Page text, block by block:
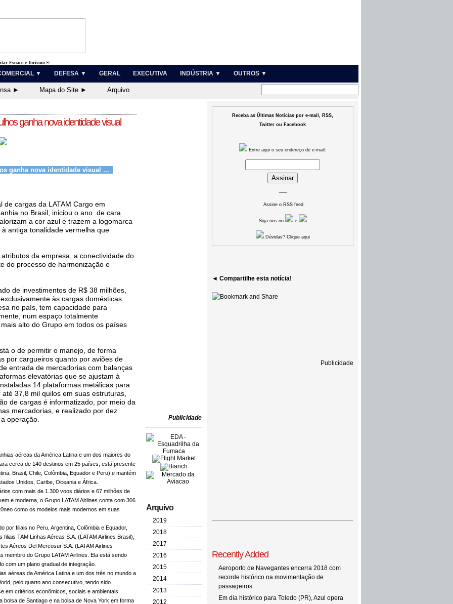
Espaço e Turismo ®
▼ DEFESA ▼ GERAL EXECUTIVA INDÚSTRIA ▼ OUTROS ▼
► Mapa do Site ► Arquivo
ganha nova identidade visual
ganha nova identidade visual ...
de cargas da LATAM Cargo em
no Brasil, iniciou o ano de cara
a cor azul e trazem a logomarca
antiga tonalidade vermelha que
da empresa, a conectividade do
do processo de harmonização e
de investimentos de R$ 38 milhões,
às cargas domésticas.
no país, tem capacidade para
num espaço totalmente
alto do Grupo em todos os países
o de permitir o manejo, de forma
por cargueiros quanto por aviões de
entrada de mercadorias com balanças
elevatórias que se ajustam à
14 plataformas metálicas para
37,8 mil quilos em suas estruturas,
de cargas é informatizado, por meio da
mercadorias, e realizado por dez
operação.
aéreas da América Latina e um dos maiores do
cerca de 140 destinos em 25 países, está presente
Brasil, Chile, Colômbia, Equador e Peru) e mantém
Unidos, Caribe, Oceania e África.
com mais de 1.300 voos diários e 67 milhões de
e moderna, o Grupo LATAM Airlines conta com 306
como os modelos mais modernos em suas
por filiais no Peru, Argentina, Colômbia e Equador,
TAM Linhas Aéreas S.A. (LATAM Airlines Brasil),
Aéreos Del Mercosur S.A. (LATAM Airlines
membro do Grupo LATAM Airlines. Ela está sendo
com um plano gradual de integração.
aéreas da América Latina e um dos três no mundo a
pelo quarto ano consecutivo, tendo sido
em critérios econômicos, sociais e ambientais.
bolsa de Santiago e na bolsa de Nova York em forma
Publicidade
Arquivo
2019
2018
2017
2016
2015
2014
2013
2012
Receba as Últimas Notícias por e-mail, RSS,
Twitter ou Facebook
Entre aqui o seu endereço de e-mail:
Assine o RSS feed
Siga-nos no e
Dúvidas? Clique aqui
◄ Compartilhe esta notícia!
Publicidade
Recently Added
Aeroporto de Navegantes encerra 2018 com
recorde histórico na movimentação de
passageiros
Em dia histórico para Toledo (PR), Azul opera